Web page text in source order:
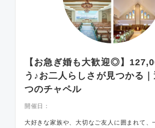
【お急ぎ婚も大歓迎◎】
う♪お二人らしさが見つかる｜
つのチャペル
開催日：
大好きな家族や、大切なご友人に囲まれて、